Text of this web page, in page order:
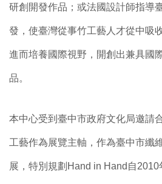
研創開發作品；或法國設計師指導
發，使臺灣從事竹工藝人才從中吸
進而培養國際視野，開創出兼具國
品。
本中心受到臺中市政府文化局邀請
工藝作為展覽主軸，作為臺中市纖
展，特別規劃Hand in Hand自